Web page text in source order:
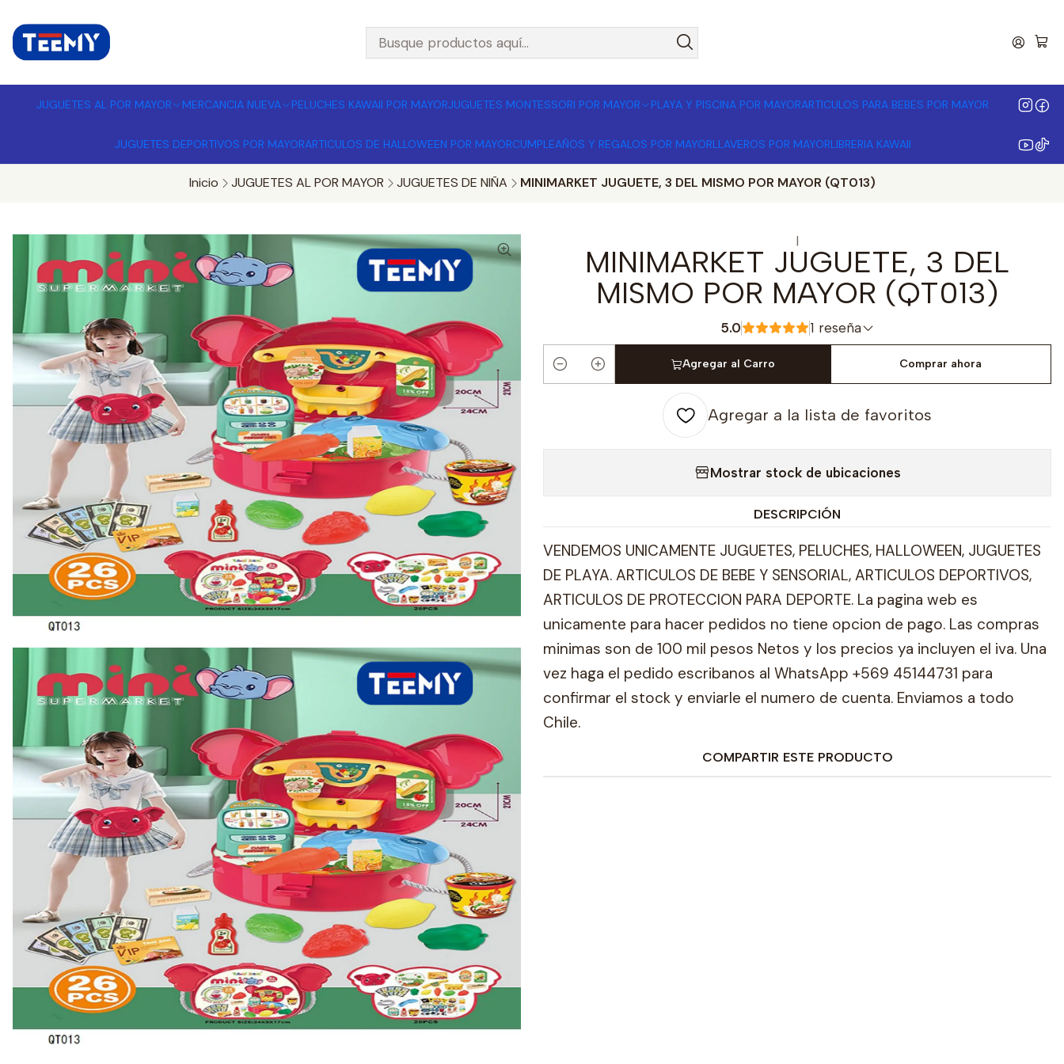
JUGUETES AL POR MAYOR MERCANCIA NUEVA PELUCHES KAWAII POR MAYORJUGUETES MONTESSORI POR MAYOR PLAYA Y PISCINA POR MAYORARTICULOS PARA BEBES POR MAYOR
JUGUETES DEPORTIVOS POR MAYORARTICULOS DE HALLOWEEN POR MAYORCUMPLEAÑOS Y REGALOS POR MAYORLLAVEROS POR MAYORLIBRERIA KAWAII
Inicio JUGUETES AL POR MAYOR JUGUETES DE NIÑA MINIMARKET JUGUETE, 3 DEL MISMO POR MAYOR (QT013)
|
MINIMARKET JUGUETE, 3 DEL
MISMO POR MAYOR (QT013)
5.0 1 reseña
Cantidad
Agregar al Carro Comprar ahora
Agregar a la lista de favoritos
Mostrar stock de ubicaciones
DESCRIPCIÓN
VENDEMOS UNICAMENTE JUGUETES, PELUCHES, HALLOWEEN, JUGUETES
DE PLAYA. ARTICULOS DE BEBE Y SENSORIAL, ARTICULOS DEPORTIVOS,
ARTICULOS DE PROTECCION PARA DEPORTE. La pagina web es
unicamente para hacer pedidos no tiene opcion de pago. Las compras
minimas son de 100 mil pesos Netos y los precios ya incluyen el iva. Una
vez haga el pedido escribanos al WhatsApp +569 45144731 para
confirmar el stock y enviarle el numero de cuenta. Enviamos a todo
Chile.
COMPARTIR ESTE PRODUCTO